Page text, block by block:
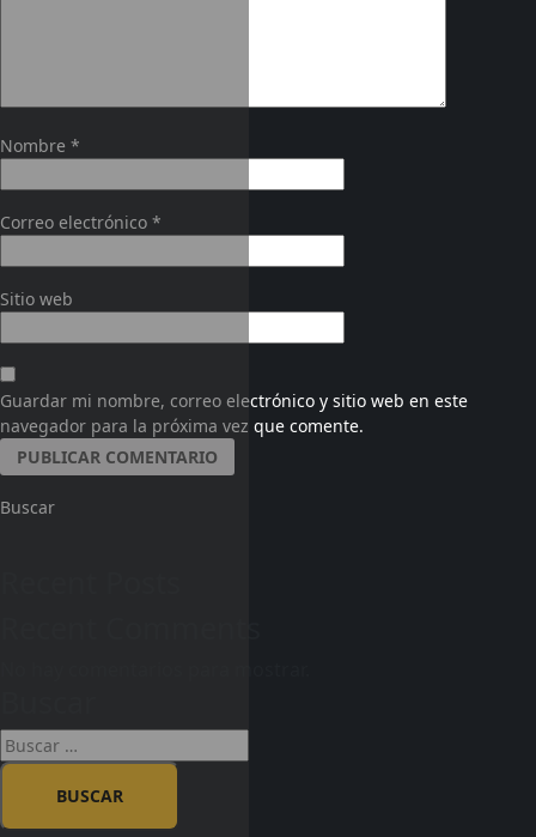
Nombre *
Correo electrónico *
Sitio web
Guardar mi nombre, correo electrónico y sitio web en este
navegador para la próxima vez que comente.
Buscar